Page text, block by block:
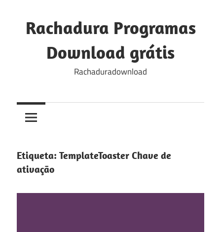
content
Rachadura Programas
Download grátis
Rachaduradownload
Etiqueta: TemplateToaster Chave de
ativação